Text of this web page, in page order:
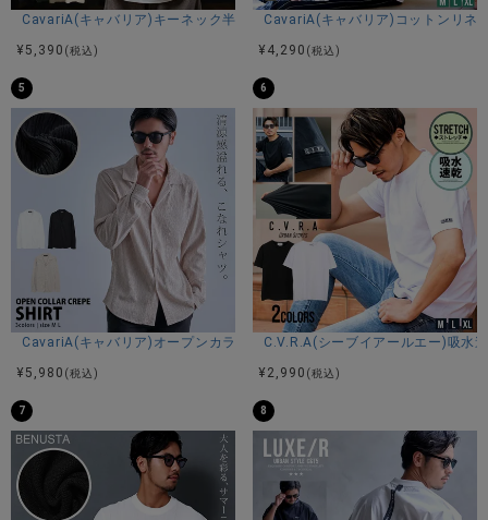
合わせやすいミニマルなデザインに仕上がっています。
首元・袖口・裾はリブ編み仕様で、シルエットをキレイに整
えつつ、ゆるすぎず締まりのある印象に。
ゆるっと着られるサイズ感ながら、ラフすぎずスタイリッシ
ュに決まります。
また、無地に加えて人気のボーダー柄も展開。
シンプルながらもアクセントになる柄バリエーションで、デ
ニムやスラックスなど幅広いボトムと好相性。
カジュアル・韓国系・きれいめ・ミニマルスタイルまで、幅
広いコーデに対応可能です。
ユニセックスで着用可能なので、男女問わずおすすめ。
1枚でもインナーでも活躍してくれる、この冬手放せない万能
ニットです。
※モデル画像は照明などの影響により実際の商品と異なる場合
がございます。
サイズ(cm)
CavariA(キャバリア)キーネック半袖Tシャツ/全4色
¥ 5,390 (税込)
CavariA(キャバリア)コットンリネ
¥ 4,290 (税込)
5
CavariA(キャバリア)オープンカラー楊柳シャツ/全3色
¥ 5,980 (税込)
6
C.V.R.A(シーブイアールエー)吸水
¥ 2,990 (税込)
7 8